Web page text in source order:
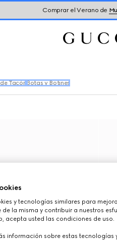
Comprar el Verano de
Tacón Botas y Botines
y tecnologías similares para
de la misma y contribuir a nuestros
acepta usted las condiciones de uso.
información sobre estas tecnologías